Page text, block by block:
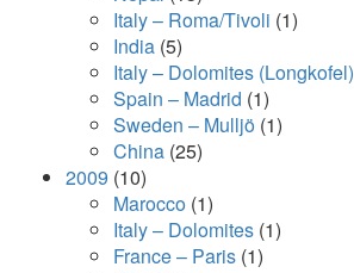
Italy – Roma/Tivoli (1)
India (5)
Italy – Dolomites (Longkofel)
Spain – Madrid (1)
Sweden – Mulljö (1)
China (25)
2009 (10)
Marocco (1)
Italy – Dolomites (1)
France – Paris (1)